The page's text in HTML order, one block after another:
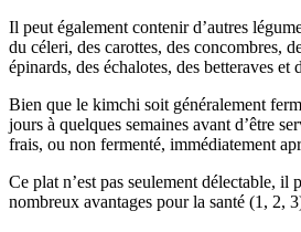
Il peut également contenir d’autres
du céleri, des carottes, des concombres,
épinards, des échalotes, des betteraves et
Bien que le kimchi soit généralement
jours à quelques semaines avant d’être
frais, ou non fermenté, immédiatement
Ce plat n’est pas seulement délectable, il
nombreux avantages pour la santé (1, 2,